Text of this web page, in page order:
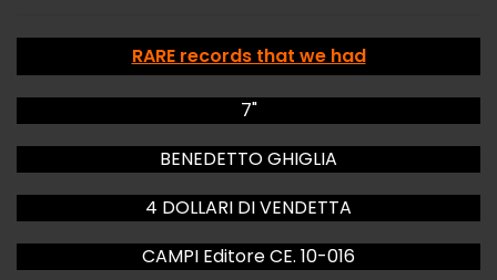
RARE records that we had
7"
BENEDETTO GHIGLIA
4 DOLLARI DI VENDETTA
CAMPI Editore CE. 10-016